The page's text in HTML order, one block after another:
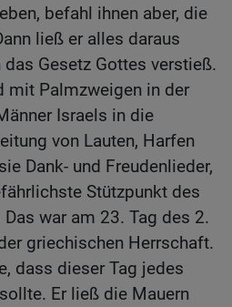
befahl ihnen aber, die
ließ er alles daraus
Gesetz Gottes verstieß.
mit Palmzweigen in der
Israels in die
von Lauten, Harfen
Dank- und Freudenlieder,
Stützpunkt des
war am 23. Tag des 2.
griechischen Herrschaft.
dass dieser Tag jedes
Er ließ die Mauern